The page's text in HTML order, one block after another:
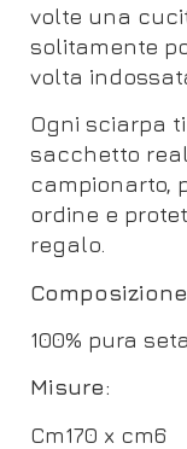
volte una
solitamente
volta
Ogni sciarpa
sacchetto
campionarto,
ordine e
regalo.
100% pura seta
Misure:
Cm170 x cm6